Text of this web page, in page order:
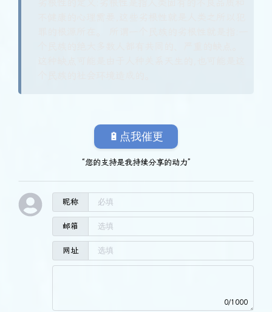
🔋点我催更
“您的支持是我持续分享的动力”
昵称
邮箱
网址
0/1000